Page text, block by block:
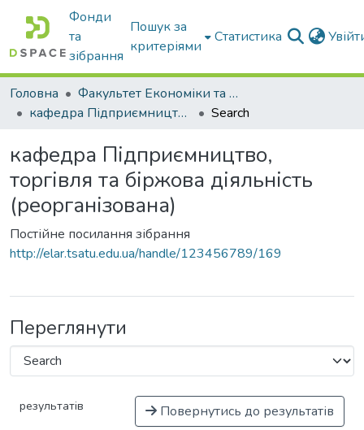
Фонди
та
зібрання
Пошук за
критеріями
Статистика
Головна
Факультет Економіки та бізнесу
кафедра Підприємництво, торгівля та біржова діяльність (реорганізована)
Search
кафедра Підприємництво,
торгівля та біржова діяльність
(реорганізована)
Постійне посилання зібрання
http://elar.tsatu.edu.ua/handle/123456789/169
Переглянути
результатів Повернутись до результатів